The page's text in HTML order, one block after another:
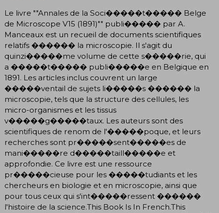
Le livre ""Annales de la Soci�����t����� Belge
de Microscope V15 (1891)"" publi����� par A.
Manceaux est un recueil de documents scientifiques
relatifs ������ la microscopie. Il s'agit du
quinzi�����me volume de cette s�����rie, qui
a �����t����� publi�����e en Belgique en
1891. Les articles inclus couvrent un large
�����ventail de sujets li�����s ������ la
microscopie, tels que la structure des cellules, les
micro-organismes et les tissus
v�����g�����taux. Les auteurs sont des
scientifiques de renom de l'�����poque, et leurs
recherches sont pr�����sent�����es de
mani�����re d�����taill�����e et
approfondie. Ce livre est une ressource
pr�����cieuse pour les �����tudiants et les
chercheurs en biologie et en microscopie, ainsi que
pour tous ceux qui s'int�����ressent ������
l'histoire de la science.This Book Is In French.This